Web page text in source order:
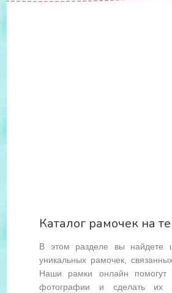
Каталог рамочек на
В этом разделе вы найдете
уникальных рамочек,
Наши рамки онлайн помогут
фотографии и сделать их